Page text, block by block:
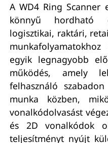
A WD4 Ring Scanner
könnyű hordható
logisztikai, raktári,
egyik legnagyobb
működés, amely
felhasználó
munka közben,
vonalkódolvasást
és 2D vonalkódok
teljesítményt nyújt